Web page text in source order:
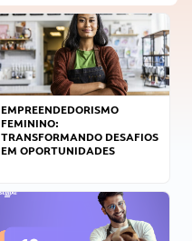
EMPREENDEDORISMO
FEMININO:
TRANSFORMANDO DESAFIOS
EM OPORTUNIDADES